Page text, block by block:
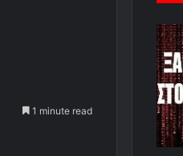
1 minute read